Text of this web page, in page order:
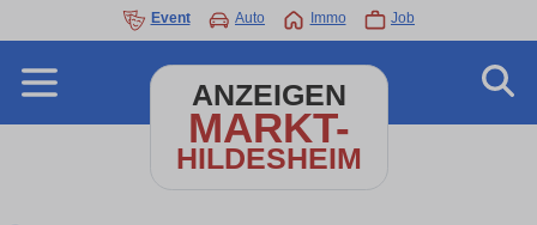
Event Auto Immo Job
ANZEIGEN
MARKT-
HILDESHEIM